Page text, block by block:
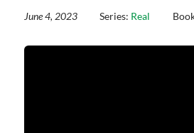
June 4, 2023 Series: Real